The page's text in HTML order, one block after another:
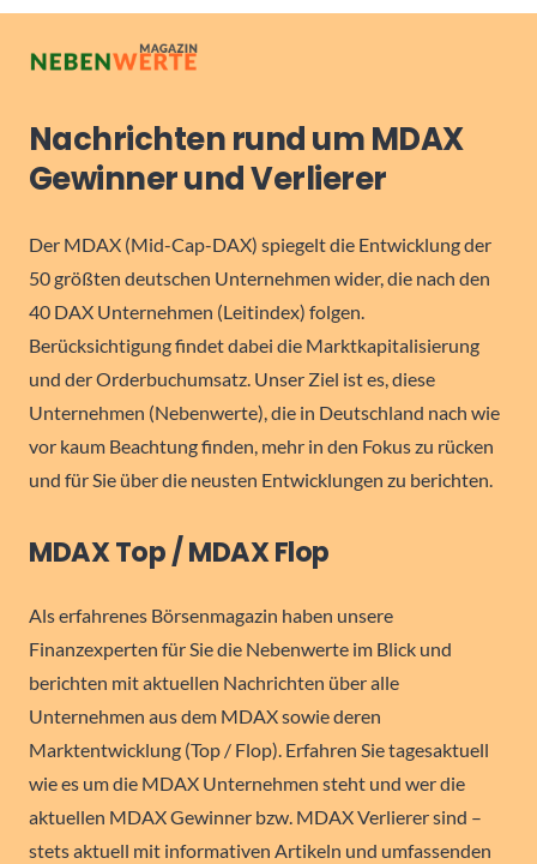
Nachrichten rund um MDAX
Gewinner und Verlierer
Der MDAX (Mid-Cap-DAX) spiegelt die Entwicklung der
50 größten deutschen Unternehmen wider, die nach den
40 DAX Unternehmen (Leitindex) folgen.
Berücksichtigung findet dabei die Marktkapitalisierung
und der Orderbuchumsatz. Unser Ziel ist es, diese
Unternehmen (Nebenwerte), die in Deutschland nach wie
vor kaum Beachtung finden, mehr in den Fokus zu rücken
und für Sie über die neusten Entwicklungen zu berichten.
MDAX Top / MDAX Flop
Als erfahrenes Börsenmagazin haben unsere
Finanzexperten für Sie die Nebenwerte im Blick und
berichten mit aktuellen Nachrichten über alle
Unternehmen aus dem MDAX sowie deren
Marktentwicklung (Top / Flop). Erfahren Sie tagesaktuell
wie es um die MDAX Unternehmen steht und wer die
aktuellen MDAX Gewinner bzw. MDAX Verlierer sind –
stets aktuell mit informativen Artikeln und umfassenden